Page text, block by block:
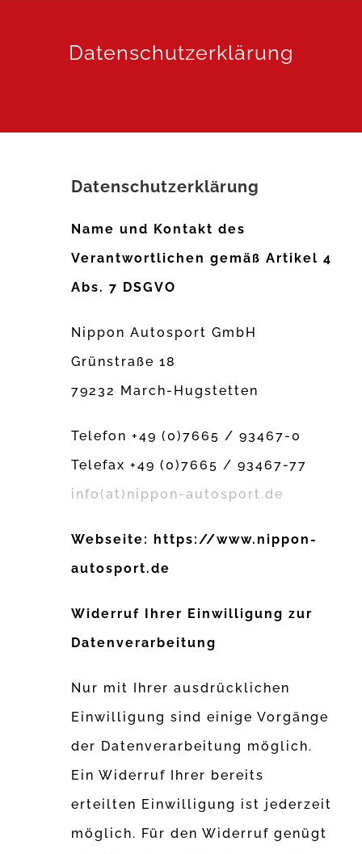
Datenschutzerklärung
Datenschutzerklärung
Name und Kontakt des
Verantwortlichen gemäß Artikel 4
Abs. 7 DSGVO
Nippon Autosport GmbH
Grünstraße 18
79232 March-Hugstetten
Telefon +49 (0)7665 / 93467-0
Telefax +49 (0)7665 / 93467-77
info(at)nippon-autosport.de
Webseite: https://www.nippon-
autosport.de
Widerruf Ihrer Einwilligung zur
Datenverarbeitung
Nur mit Ihrer ausdrücklichen
Einwilligung sind einige Vorgänge
der Datenverarbeitung möglich.
Ein Widerruf Ihrer bereits
erteilten Einwilligung ist jederzeit
möglich. Für den Widerruf genügt